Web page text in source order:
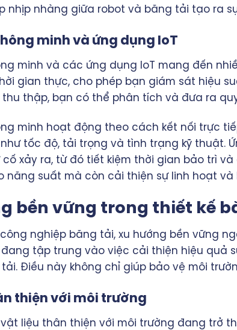
nhịp nhàng giữa robot và băng tải tạo ra
minh và ứng dụng IoT
minh và các ứng dụng IoT mang đến
gian thực, cho phép bạn giám sát hiệu
thập, bạn có thể phân tích và đưa ra
minh hoạt động theo cách kết nối trực
tốc độ, tải trọng và tình trạng kỹ thuật.
cố xảy ra, từ đó tiết kiệm thời gian bảo trì
năng suất mà còn cải thiện sự linh hoạt
bền vững trong thiết kế
công nghiệp băng tải, xu hướng bền vững
tập trung vào việc cải thiện hiệu quả
Điều này không chỉ giúp bảo vệ môi
thiện với môi trường
liệu thân thiện với môi trường đang trở